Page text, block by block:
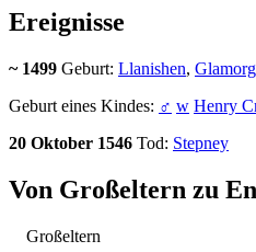
Ereignisse
~ 1499 Geburt: Llanishen,
Geburt eines Kindes: ♂ w Henry
20 Oktober 1546 Tod: Stepney
Von Großeltern zu
Großeltern